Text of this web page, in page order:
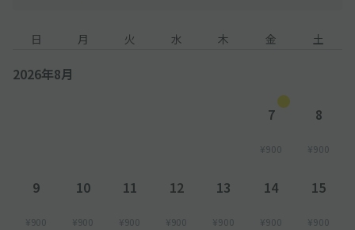
日 月 火 水 木 金 土
2026年8月
7
¥900
8
¥900
9
¥900
10
¥900
11
¥900
12
¥900
13
¥900
14
¥900
15
¥900